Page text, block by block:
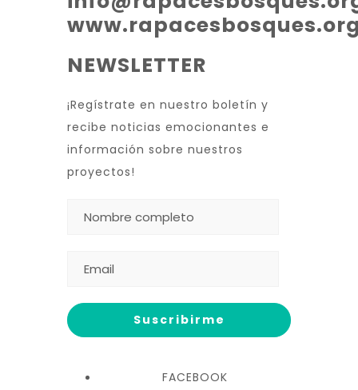
NEWSLETTER
¡Regístrate en nuestro boletín y
recibe noticias emocionantes e
información sobre nuestros
proyectos!
FACEBOOK